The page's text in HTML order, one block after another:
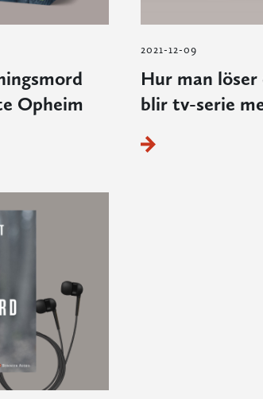
Opheim
2021-12-09
Hur man
blir tv-serie